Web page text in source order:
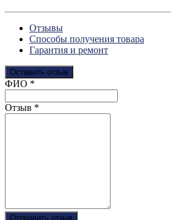
Отзывы
Способы получения товара
Гарантия и ремонт
Оставить отзыв
Ваш отзыв был отправлен!
ФИО *
Отзыв *
Отправить отзыв